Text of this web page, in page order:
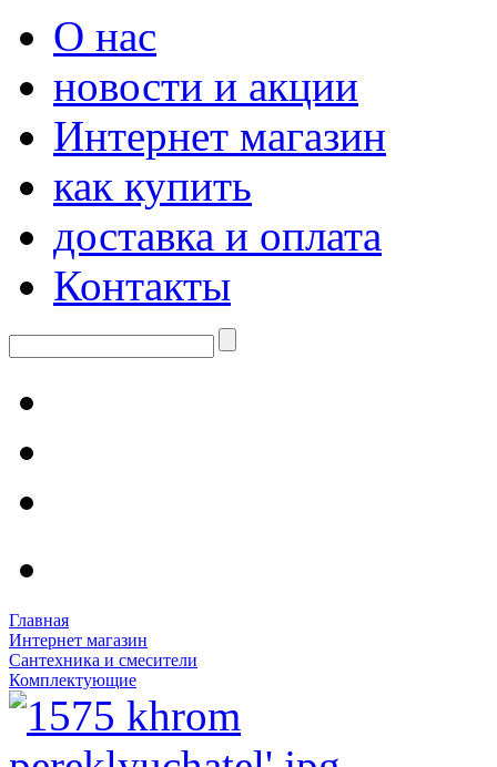
О нас
новости и акции
Интернет магазин
как купить
доставка и оплата
Контакты
Главная
Интернет магазин
Сантехника и смесители
Комплектующие